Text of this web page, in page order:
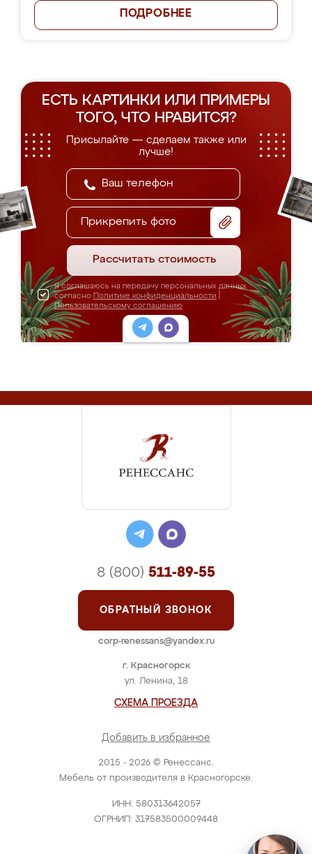
ПОДРОБНЕЕ
ЕСТЬ КАРТИНКИ ИЛИ ПРИМЕРЫ
ТОГО, ЧТО НРАВИТСЯ?
Присылайте — сделаем также или
лучше!
Прикрепить фото
Рассчитать стоимость
Я соглашаюсь на передачу персональных данных
согласно Политике конфиденциальности
Пользовательскому соглашению
2015 - 2026 © Ренессанс.
Мебель от производителя в Красногорске.
ИНН: 580313642057
ОГРНИП: 317583500009448
г. Красногорск
ул. Ленина, 18
СХЕМА ПРОЕЗДА
Добавить в избранное
8 (800) 511-89-55
ОБРАТНЫЙ ЗВОНОК
corp-renessans@yandex.ru